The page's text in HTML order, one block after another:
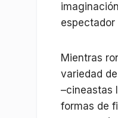
espectador
Mientras
variedad
–cineastas
formas de